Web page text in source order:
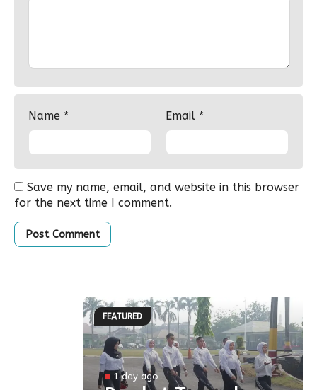
Name * Email *
Save my name, email, and website in this browser
for the next time I comment.
FEATURED
1 day ago